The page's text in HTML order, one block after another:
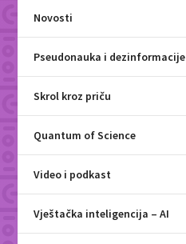
Novosti
Pseudonauka i dezinformacije
Skrol kroz priču
Quantum of Science
Video i podkast
Vještačka inteligencija – AI